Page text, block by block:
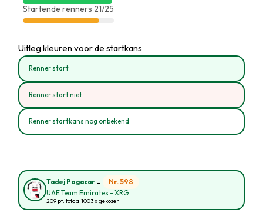
Startende renners 21/25
Uitleg kleuren voor de startkans
Renner start
Renner start niet
Renner startkans nog onbekend
Tadej Pogacar - Nr. 598
UAE Team Emirates - XRG
209 pt. totaal1003 x gekozen